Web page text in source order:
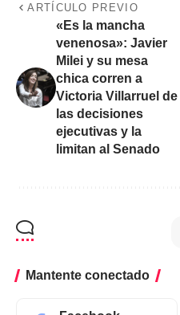
ARTÍCULO PREVIO
«Es la mancha
venenosa»: Javier
Milei y su mesa
chica corren a
Victoria Villarruel de
las decisiones
ejecutivas y la
limitan al Senado
Mantente conectado